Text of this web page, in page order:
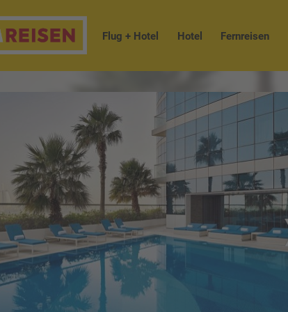
Flug + Hotel Hotel Fernreisen